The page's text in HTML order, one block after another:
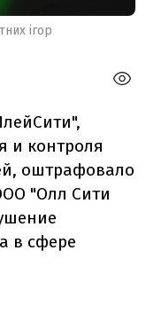
ігор
,
и контроля
оштрафовало
"Олл Сити
в сфере